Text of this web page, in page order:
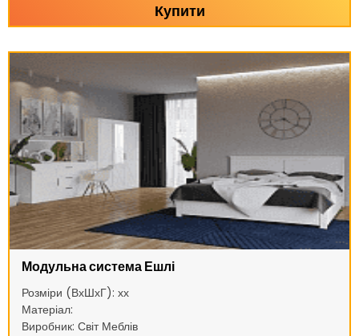
Купити
Модульна система Ешлі
Розміри (ВхШхГ): хх
Матеріал:
Виробник: Світ Меблів